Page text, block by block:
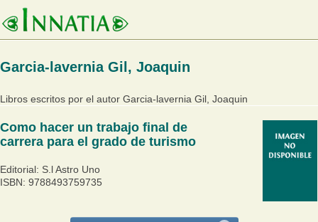
Garcia-lavernia Gil, Joaquin
Libros escritos por el autor Garcia-lavernia Gil, Joaquin
Como hacer un trabajo final de
carrera para el grado de turismo
Editorial: S.l Astro Uno
ISBN: 9788493759735